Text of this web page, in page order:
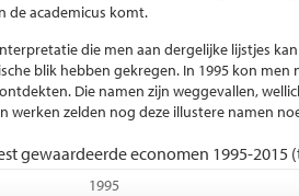
de academicus komt.
die men aan dergelijke lijstjes
blik hebben gekregen. In 1995 kon
Die namen zijn weggevallen,
werken zelden nog deze illustere namen
gewaardeerde economen 1995-2015
1995